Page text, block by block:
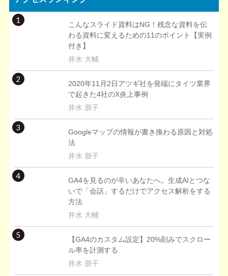
1
こんなスライド資料はNG！残念な資料を伝
わる資料に変えるための11のポイント【実例
付き】
井水 大輔
2
2020年11月2日アツギ社を発端にタイツ業界
で起きた4社のX炎上事例
井水 朋子
3
Googleマップの情報が書き換わる原因と対処
法
井水 朋子
4
GA4を見るのが辛いあなたへ。生成AIとつな
いで「会話」するだけでアクセス解析をする
方法
井水 大輔
5
【GA4のカスタム設定】20%刻みでスクロー
ル率を計測する
井水 朋子